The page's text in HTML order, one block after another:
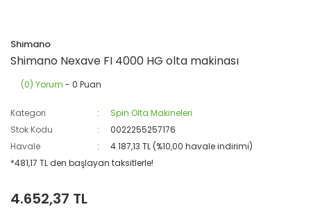
Shimano
Shimano Nexave FI 4000 HG olta makinası
(0) Yorum - 0 Puan
Kategori
Spin Olta Makineleri
Stok Kodu
0022255257176
Havale
4.187,13 TL (%10,00 havale indirimi)
*481,17 TL den başlayan taksitlerle!
4.652,37 TL